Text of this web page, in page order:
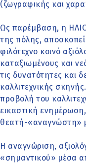
(ζωγραφικής και
Ως παρέμβαση, η
της πόλης,
φιλότεχνο κοινό
καταξιωμένους και
τις δυνατότητες και
καλλιτεχνικής
προβολή του
εικαστική
θεατή-«αναγνώστη»
Η αναγνώριση,
«σημαντικού» μέσα